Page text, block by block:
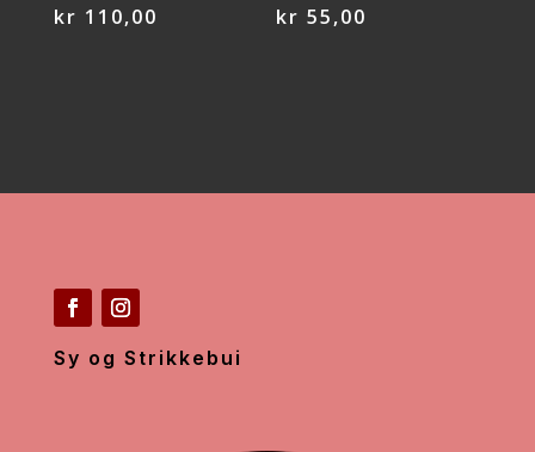
kr 110,00 kr 55,00
Sy og Strikkebui